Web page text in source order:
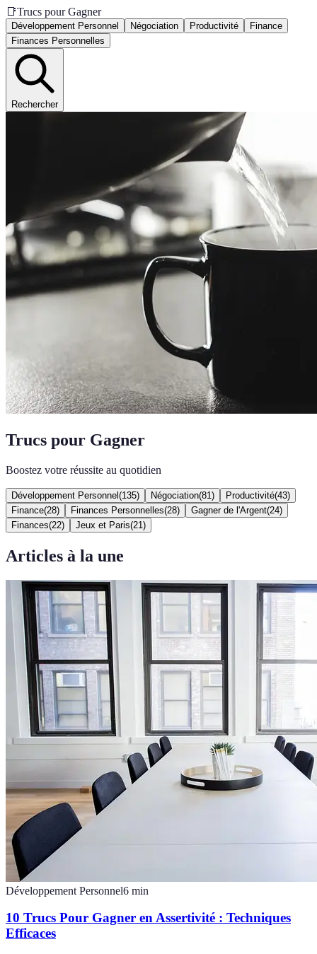
📑Trucs pour Gagner
Développement Personnel Négociation Productivité
Finance
Finances Personnelles
Rechercher
Trucs pour Gagner
Boostez votre réussite au quotidien
Développement Personnel (135) Négociation(81 ) Productivité(43)
Finance(28) Finances Personnelles(28) Gagner de l'Argent(24)
Finances(22) Jeux et Paris(21 )
Articles à la une
Développement Personnel6 min
10 Trucs Pour Gagner en Assertivité : Techniques
Efficaces